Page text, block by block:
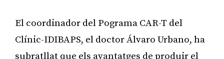
El coordinador del Pograma CAR-T del
Clínic-IDIBAPS, el doctor Álvaro Urbano, ha
subratllat que els avantatges de produir el